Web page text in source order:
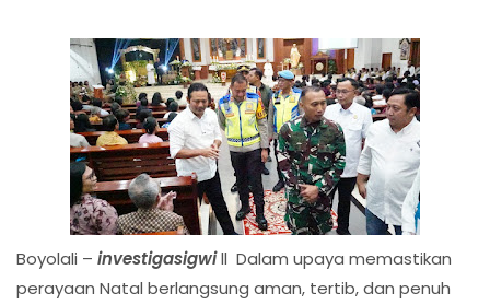
Boyolali – investigasigwill Dalam upaya memastikan
perayaan Natal berlangsung aman, tertib, dan penuh